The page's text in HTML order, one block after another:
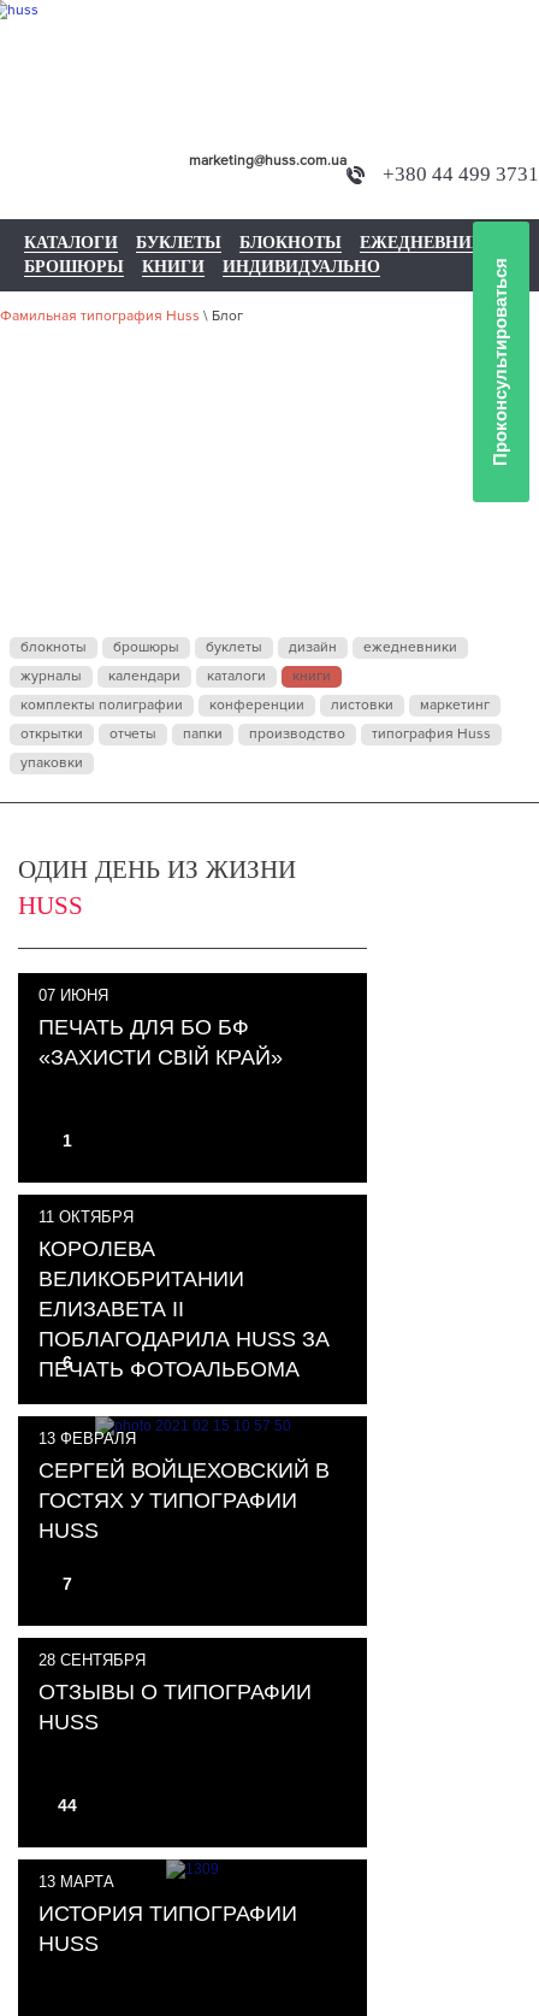
+380 44 499 3731
marketing@huss.com.ua
КАТАЛОГИ БУКЛЕТЫ БЛОКНОТЫ
ЕЖЕДНЕВНИКИ
БРОШЮРЫ
КНИГИ ИНДИВИДУАЛЬНО
Фамильная типография Huss \ Блог
блокноты брошюры буклеты дизайн
ежедневники
журналы
календари каталоги
книги
комплекты полиграфии
конференции листовки
маркетинг
открытки
отчеты папки производство
типография Huss
упаковки
ОДИН ДЕНЬ ИЗ ЖИЗНИ
HUSS
1
07 ИЮНЯ
ПЕЧАТЬ ДЛЯ БО БФ
«ЗАХИСТИ СВІЙ КРАЙ»
6
11 ОКТЯБРЯ
КОРОЛЕВА
ВЕЛИКОБРИТАНИИ
ЕЛИЗАВЕТА II
ПОБЛАГОДАРИЛА HUSS ЗА
ПЕЧАТЬ ФОТОАЛЬБОМА
7
13 ФЕВРАЛЯ
СЕРГЕЙ ВОЙЦЕХОВСКИЙ В
ГОСТЯХ У ТИПОГРАФИИ
HUSS
44
28 СЕНТЯБРЯ
ОТЗЫВЫ О ТИПОГРАФИИ
HUSS
13 МАРТА
ИСТОРИЯ ТИПОГРАФИИ
HUSS
Проконсультироваться